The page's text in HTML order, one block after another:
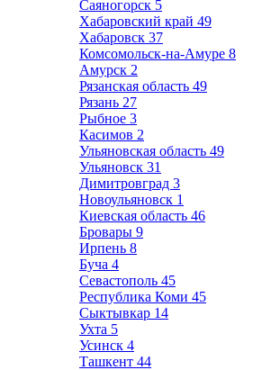
Саяногорск 5
Хабаровский край 49
Хабаровск 37
Комсомольск-на-Амуре 8
Амурск 2
Рязанская область 49
Рязань 27
Рыбное 3
Касимов 2
Ульяновская область 49
Ульяновск 31
Димитровград 3
Новоульяновск 1
Киевская область 46
Бровары 9
Ирпень 8
Буча 4
Севастополь 45
Республика Коми 45
Сыктывкар 14
Ухта 5
Усинск 4
Ташкент 44